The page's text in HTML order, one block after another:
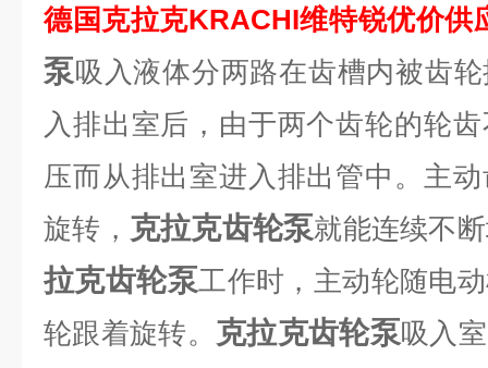
德国克拉克KRACHI维特锐优价供
泵吸入液体分两路在齿槽内被齿
入排出室后，由于两个齿轮的轮
压而从排出室进入排出管中。主
旋转， 克拉克齿轮泵就能连续不
拉克齿轮泵工作时，主动轮随电
轮跟着旋转。 克拉克齿轮泵吸入